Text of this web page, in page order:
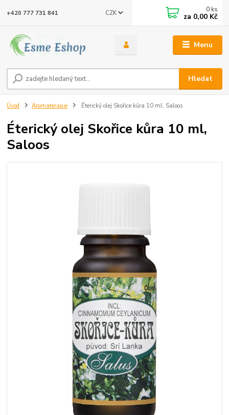
Menu
CZK
Hledat
+420 777 731 841 0 ks
za 0,00 Kč
Úvod Aromaterapie Éterický olej Skořice kůra 10 ml, Saloos
Éterický olej Skořice kůra 10 ml,
Saloos